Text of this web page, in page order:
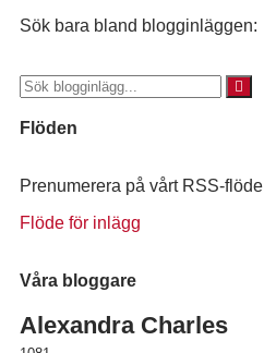
Sök bara bland blogginläggen:
Flöden
Prenumerera på vårt RSS-flöde
Flöde för inlägg
Våra bloggare
Alexandra Charles